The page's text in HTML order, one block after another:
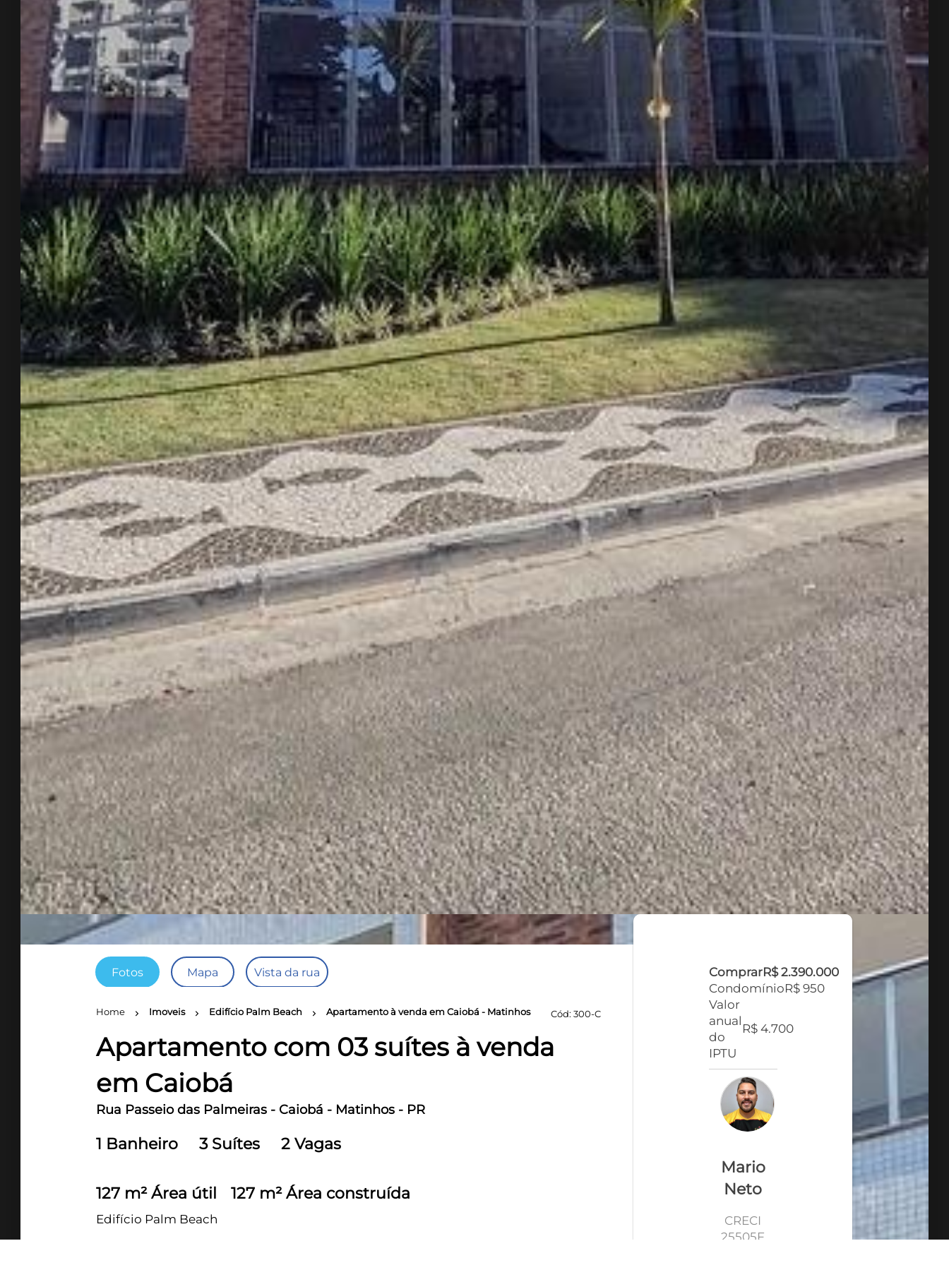
ComprarR$ 2.390.000
CondomínioR$ 950
Valor
anual
do
IPTU
R$ 4.700
Mario
Neto
CRECI
25505F
Fotos Mapa Vista da rua
Home chevron_right Imoveis chevron_right Edifício Palm Beach chevron_right Apartamento à venda em Caiobá - Matinhos Cód: 300-C
Apartamento com 03 suítes à venda
em Caiobá
Rua Passeio das Palmeiras - Caiobá - Matinhos - PR
1 Banheiro 3 Suítes 2 Vagas
127 m² Área útil 127 m² Área construída
Edifício Palm Beach